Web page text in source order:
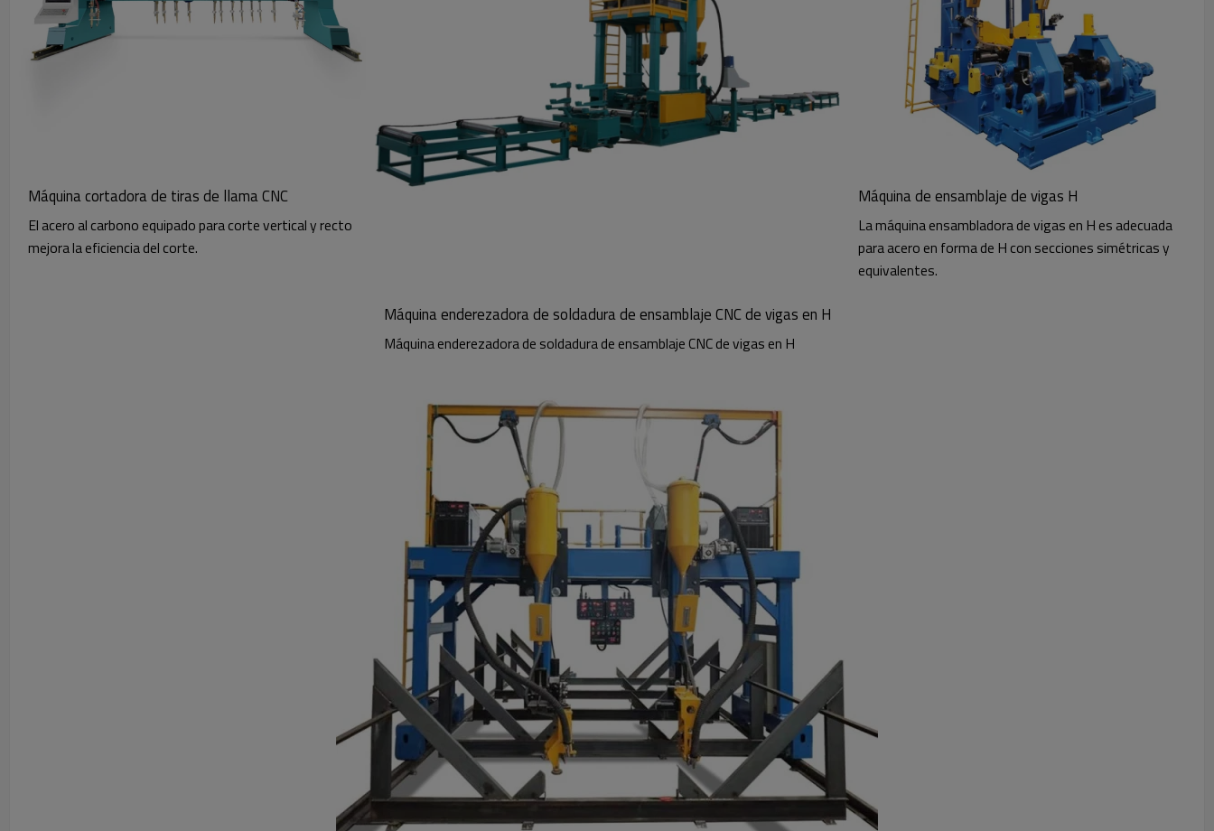
Máquina cortadora de tiras de llama CNC
El acero al carbono equipado para corte vertical y recto
mejora la eficiencia del corte.
Máquina enderezadora de soldadura de ensamblaje CNC de vigas en H
Máquina enderezadora de soldadura de ensamblaje CNC de vigas en H
Máquina de ensamblaje de vigas H
La máquina ensambladora de vigas en H es adecuada
para acero en forma de H con secciones simétricas y
equivalentes.